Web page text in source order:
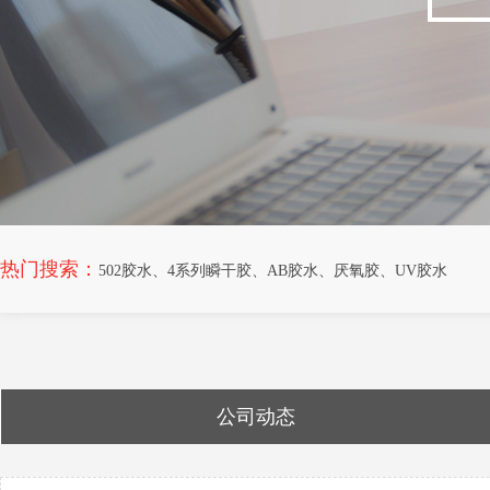
热门搜索： 502胶水、 4系列瞬干胶、 AB胶水、 厌氧胶、 UV胶水
公司动态